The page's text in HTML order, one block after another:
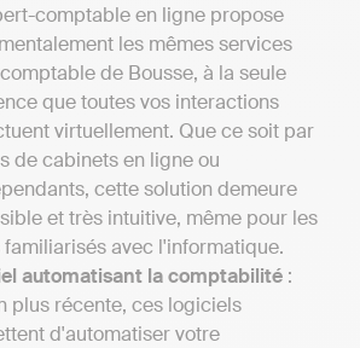
comptable en ligne propose
les mêmes services
de Bousse, à la seule
que toutes vos interactions
virtuellement. Que ce soit par
de cabinets en ligne ou
cette solution demeure
et très intuitive, même pour les
familiarisés avec l'informatique.
automatisant la comptabilité :
plus récente, ces logiciels
d'automatiser votre